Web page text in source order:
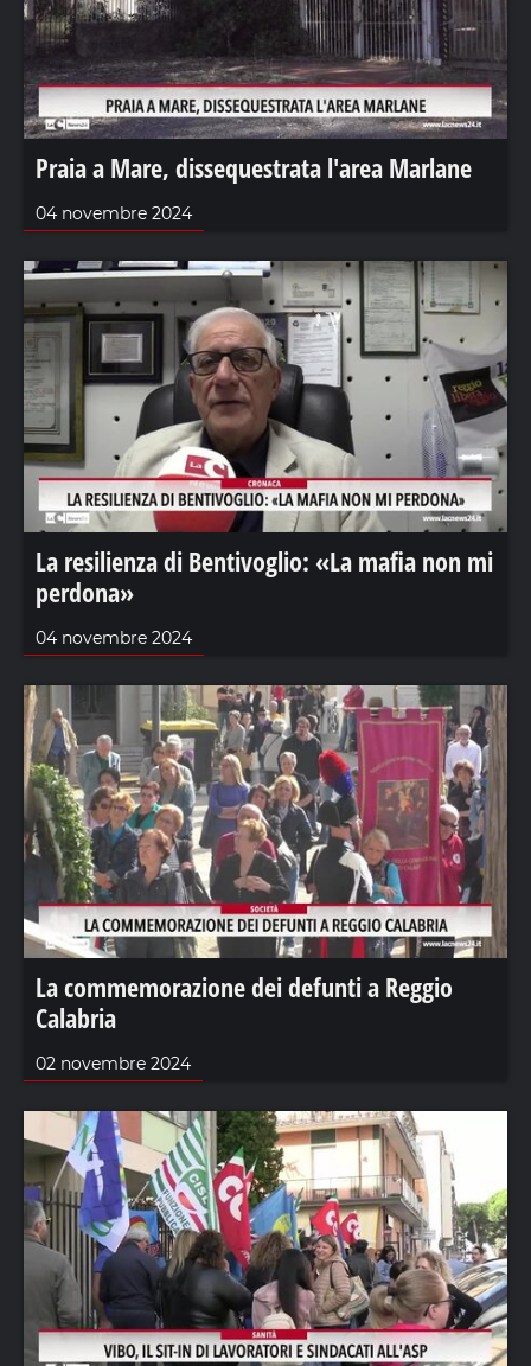
Praia a Mare, dissequestrata l'area Marlane
04 novembre 2024
La resilienza di Bentivoglio: «La mafia non mi
perdona»
04 novembre 2024
La commemorazione dei defunti a Reggio
Calabria
02 novembre 2024